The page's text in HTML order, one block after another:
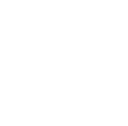
viel Erfolg,